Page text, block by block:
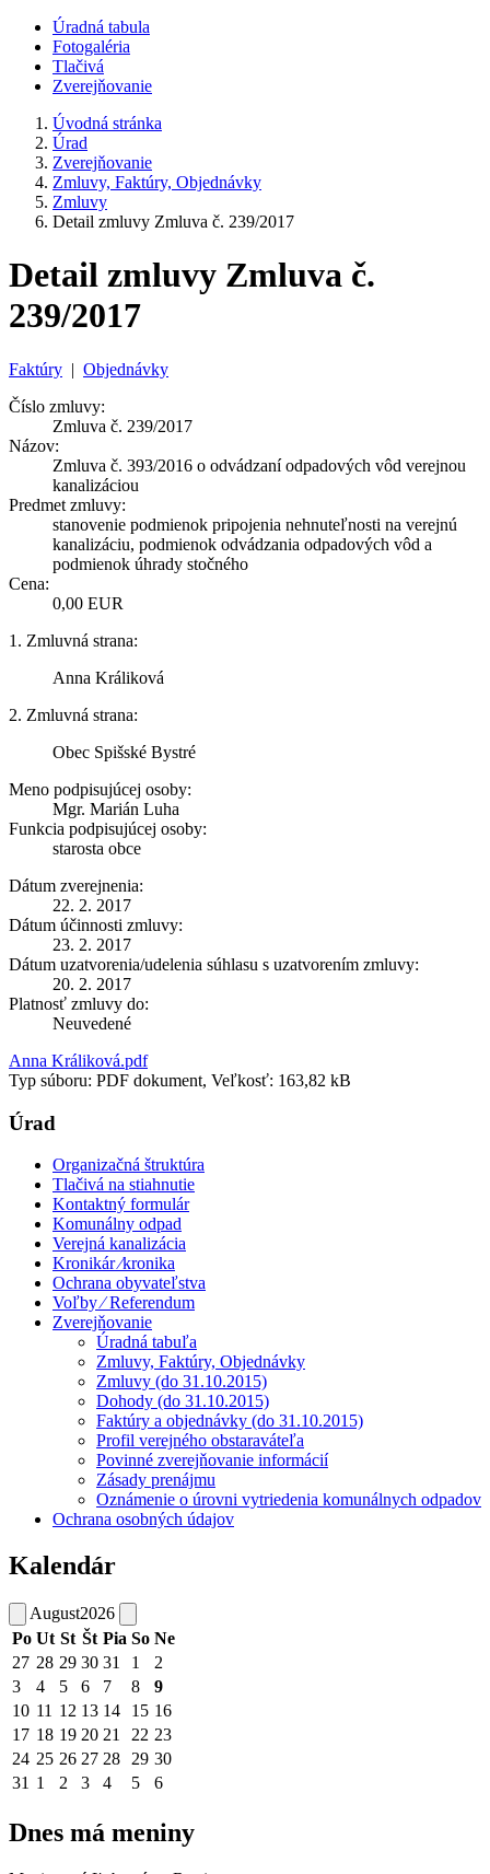
Úradná tabula
Fotogaléria
Tlačivá
Zverejňovanie
Úvodná stránka
Úrad
Zverejňovanie
Zmluvy, Faktúry, Objednávky
Zmluvy
Detail zmluvy Zmluva č. 239/2017
Detail zmluvy Zmluva č.
239/2017
Faktúry | Objednávky
Číslo zmluvy:
Zmluva č. 239/2017
Názov:
Zmluva č. 393/2016 o odvádzaní odpadových vôd verejnou
kanalizáciou
Predmet zmluvy:
stanovenie podmienok pripojenia nehnuteľnosti na verejnú
kanalizáciu, podmienok odvádzania odpadových vôd a
podmienok úhrady stočného
Cena:
0,00 EUR
1. Zmluvná strana:
Anna Králiková
2. Zmluvná strana:
Obec Spišské Bystré
Meno podpisujúcej osoby:
Mgr. Marián Luha
Funkcia podpisujúcej osoby:
starosta obce
Dátum zverejnenia:
22. 2. 2017
Dátum účinnosti zmluvy:
23. 2. 2017
Dátum uzatvorenia/udelenia súhlasu s uzatvorením zmluvy:
20. 2. 2017
Platnosť zmluvy do:
Neuvedené
Anna Králiková.pdf
Typ súboru: PDF dokument, Veľkosť: 163,82 kB
Úrad
Organizačná štruktúra
Tlačivá na stiahnutie
Kontaktný formulár
Komunálny odpad
Verejná kanalizácia
Kronikár ⁄kronika
Ochrana obyvateľstva
Voľby ⁄ Referendum
Zverejňovanie
Úradná tabuľa
Zmluvy, Faktúry, Objednávky
Zmluvy (do 31.10.2015)
Dohody (do 31.10.2015)
Faktúry a objednávky (do 31.10.2015)
Profil verejného obstaraváteľa
Povinné zverejňovanie informácií
Zásady prenájmu
Oznámenie o úrovni vytriedenia komunálnych odpadov
Ochrana osobných údajov
Kalendár
August2026
Po Ut St Št Pia So Ne
27 28 29 30 31 1
2
3
4 5 6 7 8
9
10 11 12 13 14 15 16
17 18 19 20 21 22 23
24 25 26 27 28 29 30
31 1 2 3 4 5 6
Dnes má meniny